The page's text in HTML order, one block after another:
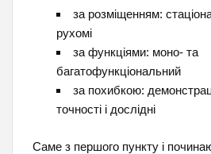
за розміщенням:
рухомі
за функціями: моно- та
багатофункціональний
за похибкою:
точності і дослідні
Саме з першого пункту і